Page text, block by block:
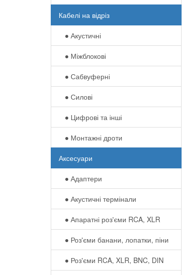
Кабелі на відріз
● Акустичні
● Міжблокові
● Сабвуферні
● Силові
● Цифрові та інші
● Монтажні дроти
Аксесуари
● Адаптери
● Акустичні термінали
● Апаратні роз'єми RCA, XLR
● Роз'єми банани, лопатки, піни
● Роз'єми RCA, XLR, BNC, DIN